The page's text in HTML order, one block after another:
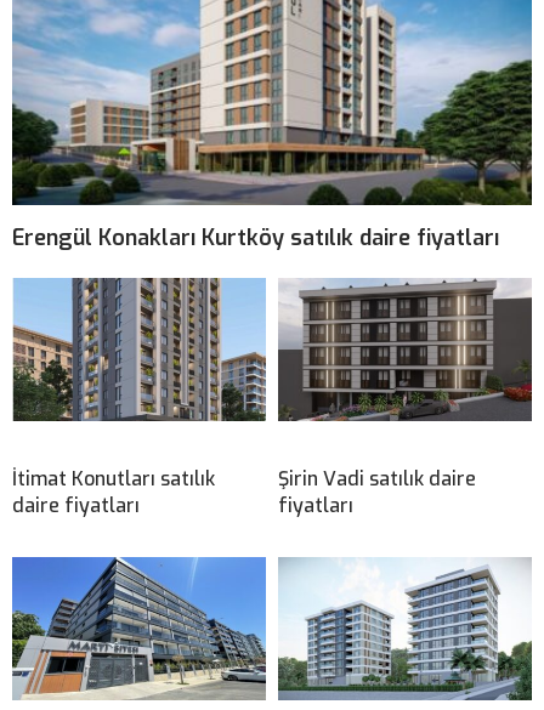
Erengül Konakları Kurtköy satılık daire fiyatları
İtimat Konutları satılık
daire fiyatları
Şirin Vadi satılık daire
fiyatları